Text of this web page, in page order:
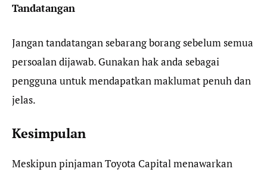
Tandatangan
Jangan tandatangan sebarang borang sebelum semua
persoalan dijawab. Gunakan hak anda sebagai
pengguna untuk mendapatkan maklumat penuh dan
jelas.
Kesimpulan
Meskipun pinjaman Toyota Capital menawarkan